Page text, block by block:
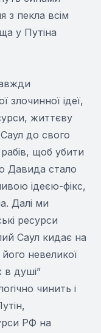
з пекла всім
у Путіна
злочинної ідеї,
життєву
до свого
щоб убити
Давида стало
ідеєю-фікс,
Далі ми
ресурси
Саул кидає на
невеликої
в душі”
чинить і
РФ на